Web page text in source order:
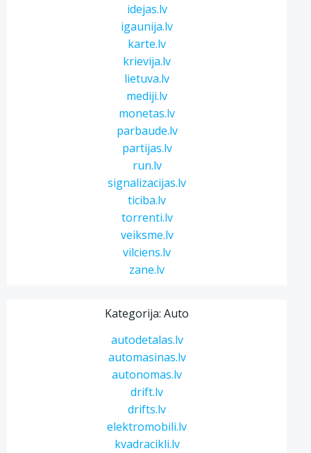
idejas.lv
igaunija.lv
karte.lv
krievija.lv
lietuva.lv
mediji.lv
monetas.lv
parbaude.lv
partijas.lv
run.lv
signalizacijas.lv
ticiba.lv
torrenti.lv
veiksme.lv
vilciens.lv
zane.lv
Kategorija: Auto
autodetalas.lv
automasinas.lv
autonomas.lv
drift.lv
drifts.lv
elektromobili.lv
kvadracikli.lv